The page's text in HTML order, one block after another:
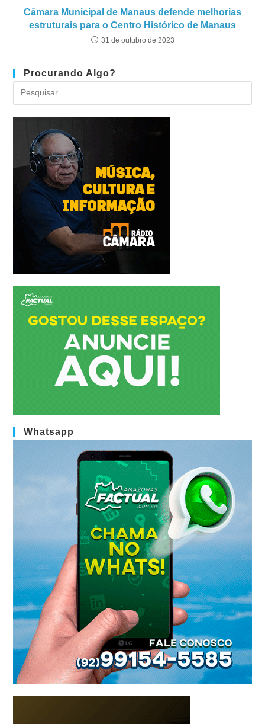
Câmara Municipal de Manaus defende melhorias
estruturais para o Centro Histórico de Manaus
31 de outubro de 2023
Procurando Algo?
Whatsapp